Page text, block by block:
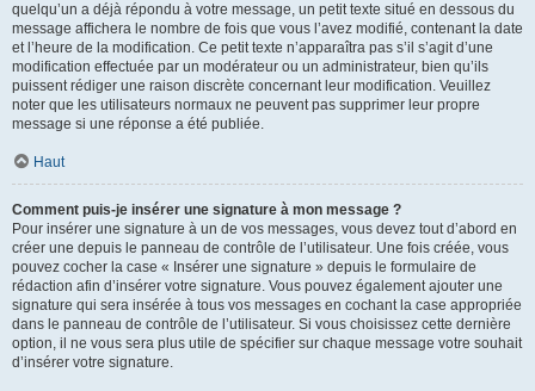
quelqu’un a déjà répondu à votre message, un petit texte situé en dessous du
message affichera le nombre de fois que vous l’avez modifié, contenant la date
et l’heure de la modification. Ce petit texte n’apparaîtra pas s’il s’agit d’une
modification effectuée par un modérateur ou un administrateur, bien qu’ils
puissent rédiger une raison discrète concernant leur modification. Veuillez
noter que les utilisateurs normaux ne peuvent pas supprimer leur propre
message si une réponse a été publiée.
Haut
Comment puis-je insérer une signature à mon message ?
Pour insérer une signature à un de vos messages, vous devez tout d’abord en
créer une depuis le panneau de contrôle de l’utilisateur. Une fois créée, vous
pouvez cocher la case « Insérer une signature » depuis le formulaire de
rédaction afin d’insérer votre signature. Vous pouvez également ajouter une
signature qui sera insérée à tous vos messages en cochant la case appropriée
dans le panneau de contrôle de l’utilisateur. Si vous choisissez cette dernière
option, il ne vous sera plus utile de spécifier sur chaque message votre souhait
d’insérer votre signature.